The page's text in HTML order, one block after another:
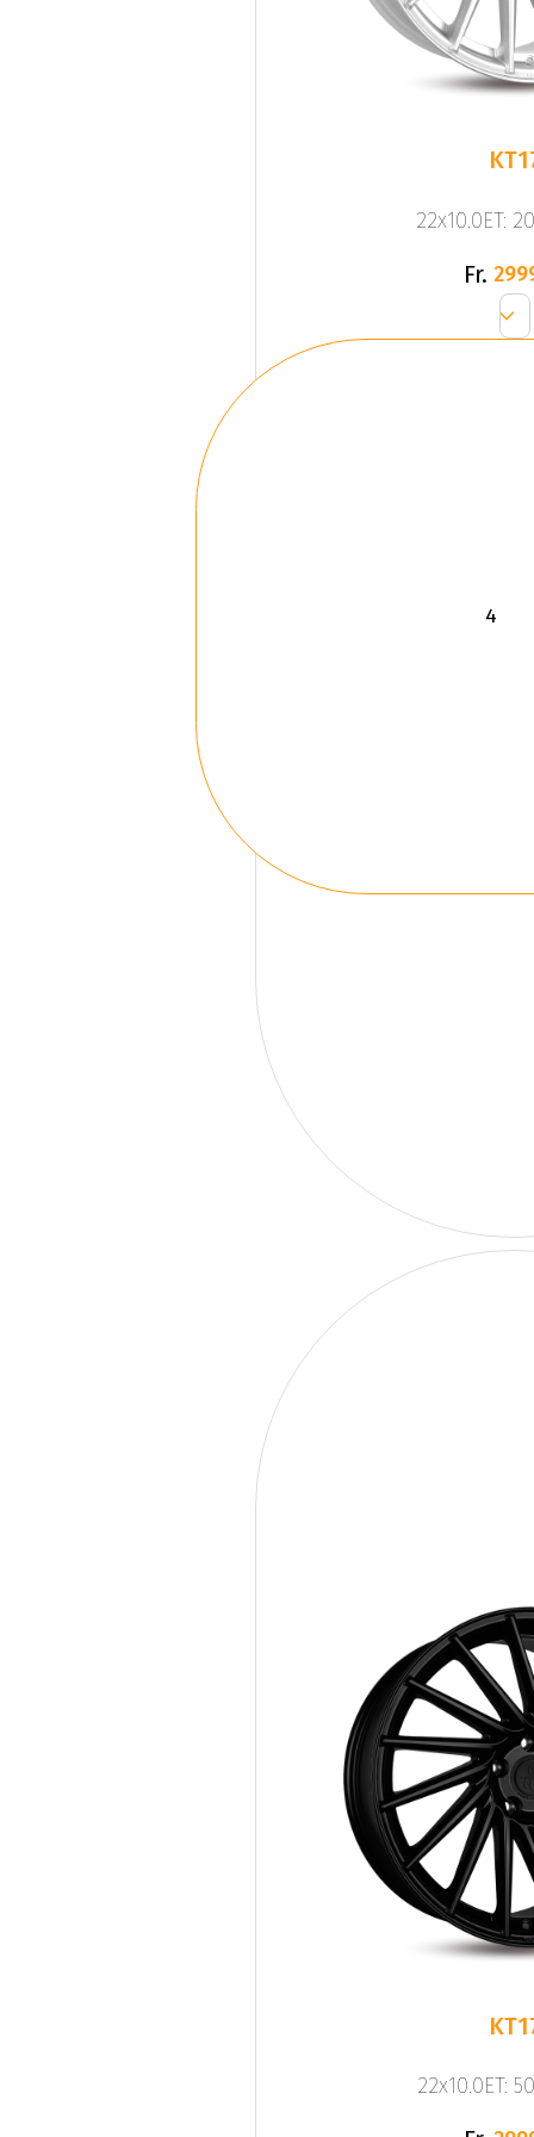
22x10.0ET:
Fr.
22x10.0ET: